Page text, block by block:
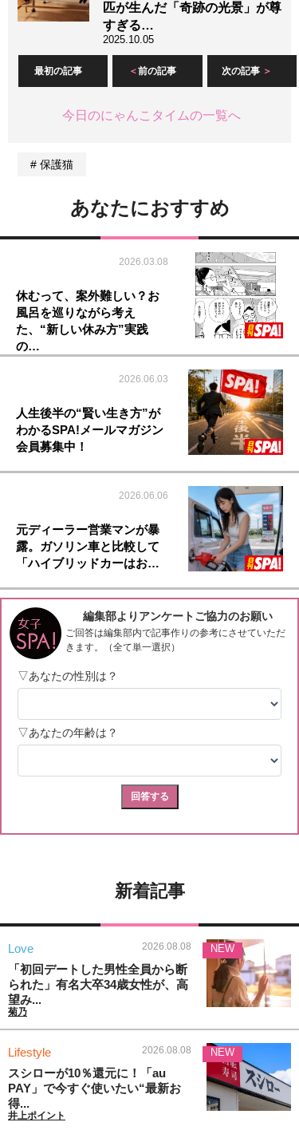
匹が生んだ「奇跡の光景」が尊
すぎる…
2025.10.05
最初の記事 前の記事 次の記事
今日のにゃんこタイムの一覧へ
保護猫
あなたにおすすめ
2026.03.08
休むって、案外難しい？お
風呂を巡りながら考え
た、“新しい休み方”実践
の…
2026.06.03
人生後半の“賢い生き方”が
わかるSPA!メールマガジン
会員募集中！
2026.06.06
元ディーラー営業マンが暴
露。ガソリン車と比較して
「ハイブリッドカーはお…
新着記事
Love 2026.08.08
「初回デートした男性全員から断
られた」有名大卒34歳女性が、高
望み...
菊乃
NEW
Lifestyle 2026.08.08
スシローが10％還元に！「au
PAY」で今すぐ使いたい“最新お
得...
井上ポイント
NEW